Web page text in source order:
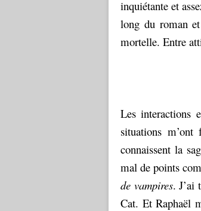
inquiétante et
long du roman
mortelle. Entre
Les interactions
situations
connaissent la
mal de points
de vampires. J’ai
Cat. Et Raphaël